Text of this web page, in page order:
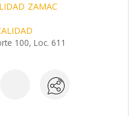
ZAMAC
100, Loc. 611